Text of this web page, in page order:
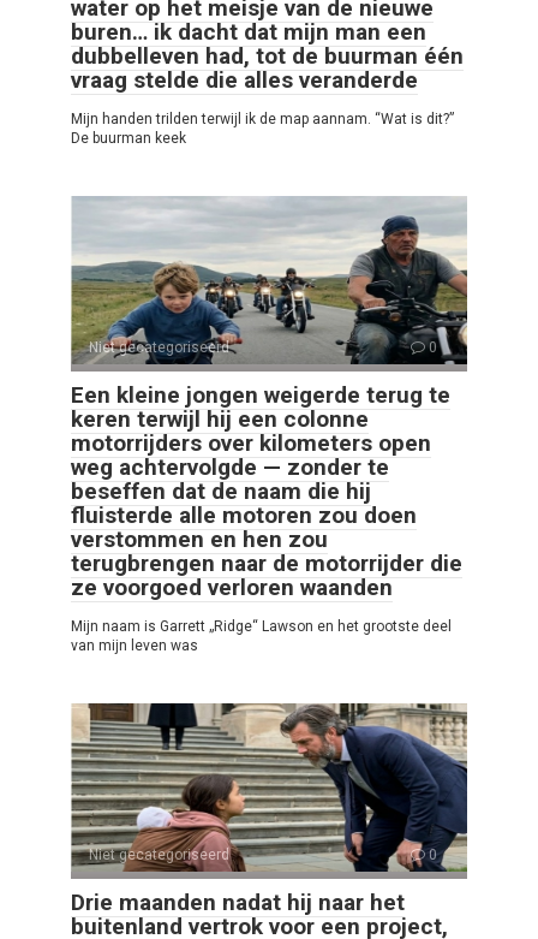
water op het meisje van de nieuwe
buren… ik dacht dat mijn man een
dubbelleven had, tot de buurman één
vraag stelde die alles veranderde
Mijn handen trilden terwijl ik de map aannam. “Wat is dit?”
De buurman keek
Niet gecategoriseerd 0
Een kleine jongen weigerde terug te
keren terwijl hij een colonne
motorrijders over kilometers open
weg achtervolgde — zonder te
beseffen dat de naam die hij
fluisterde alle motoren zou doen
verstommen en hen zou
terugbrengen naar de motorrijder die
ze voorgoed verloren waanden
Mijn naam is Garrett „Ridge“ Lawson en het grootste deel
van mijn leven was
Niet gecategoriseerd 0
Drie maanden nadat hij naar het
buitenland vertrok voor een project,